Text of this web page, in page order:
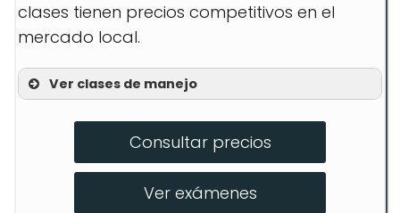
clases tienen precios competitivos en el
mercado local.
Ver clases de manejo
Conducción en autopista
Simulacros de examen de manejo
Consultar precios
Ver exámenes